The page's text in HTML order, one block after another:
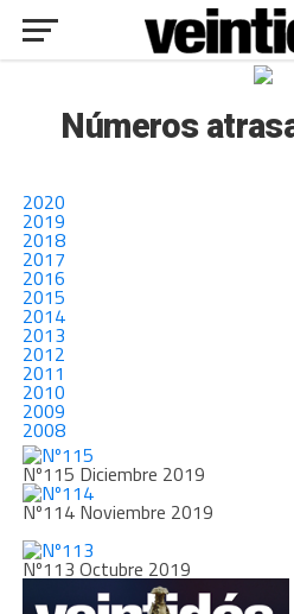
Números
2020
2019
2018
2017
2016
2015
2014
2013
2012
2011
2010
2009
2008
Nº115 Diciembre 2019
Nº114 Noviembre 2019
Nº113 Octubre 2019